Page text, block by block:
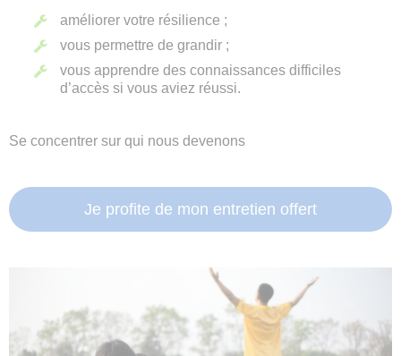
améliorer votre résilience ;
vous permettre de grandir ;
vous apprendre des connaissances difficiles
d’accès si vous aviez réussi.
Se concentrer sur qui nous devenons
Je profite de mon entretien offert